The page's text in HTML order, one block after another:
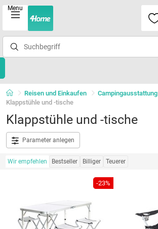
Menu
Reisen und Einkaufen
Campingausstattung
Klappstühle und -tische
Klappstühle und -tische
Parameter anlegen
Wir empfehlen Bestseller Billiger Teuerer
-23%